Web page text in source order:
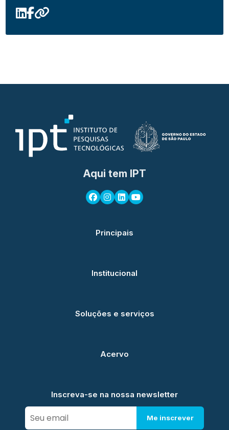
Aqui tem IPT
Principais
Institucional
Soluções e serviços
Acervo
Inscreva-se na nossa newsletter
Me inscrever